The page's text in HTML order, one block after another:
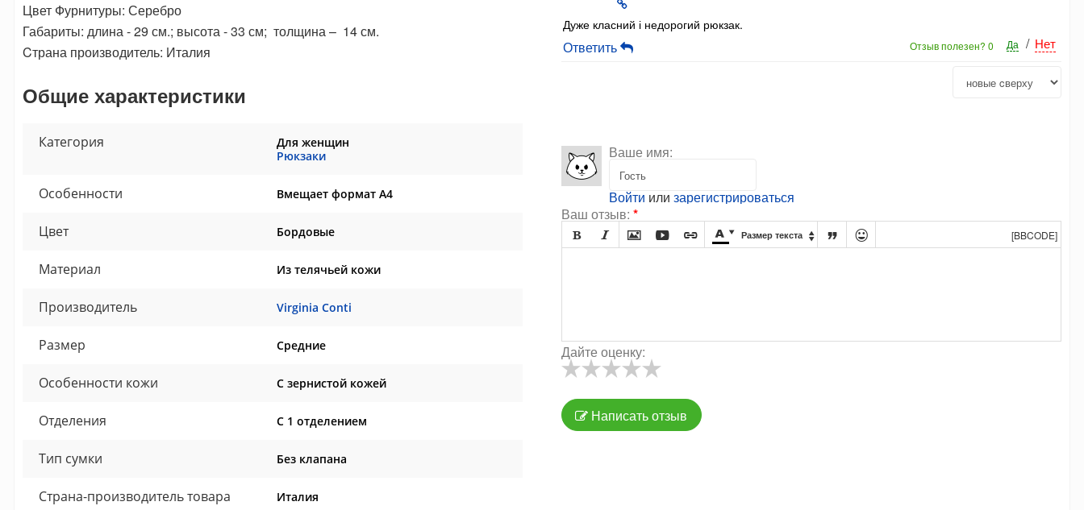
Цвет Фурнитуры: Серебро
Габариты: длина - 29 см.; высота - 33 см; толщина – 14 см.
Cтрана производитель: Италия
Общие характеристики
Категория
Для женщин
Рюкзаки
Особенности Вмещает формат А4
Цвет Бордовые
Материал Из телячьей кожи
Производитель Virginia Conti
Размер Средние
Особенности кожи С зернистой кожей
Отделения С 1 отделением
Тип сумки Без клапана
Страна-производитель товара Италия
Дуже класний і недорогий рюкзак.
Да / Нет
Отзыв полезен? 0
Ответить
Ваше имя:
Войти или зарегистрироваться
Ваш отзыв: *
       Размер текста    [BBCODE]
Дайте оценку:
Написать отзыв